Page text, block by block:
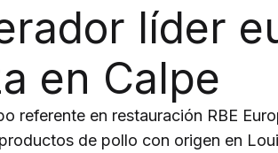
líder
en Calpe
referente en restauración RBE
de pollo con origen en